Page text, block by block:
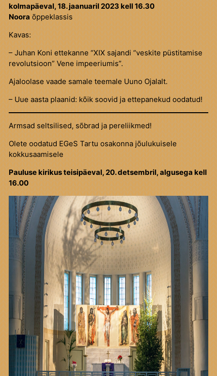
kolmapäeval, 18. jaanuaril 2023 kell 16.30
Noora õppeklassis
Kavas:
– Juhan Koni ettekanne “XIX sajandi “veskite püstitamise
revolutsioon” Vene impeeriumis”.
Ajaloolase vaade samale teemale Uuno Ojalalt.
– Uue aasta plaanid: kõik soovid ja ettepanekud oodatud!
Armsad seltsilised, sõbrad ja pereliikmed!
Olete oodatud EGeS Tartu osakonna jõulukuisele
kokkusaamisele
Pauluse kirikus teisipäeval, 20. detsembril, algusega kell
16.00